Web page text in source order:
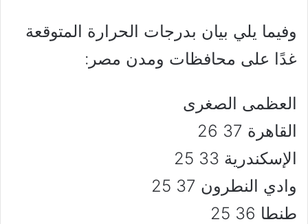
وفيما يلي بيان بدرجات الحرارة المتوقعة
غدًا على محافظات ومدن مصر:
العظمى الصغرى
القاهرة 37 26
الإسكندرية 33 25
وادي النطرون 37 25
طنطا 36 25